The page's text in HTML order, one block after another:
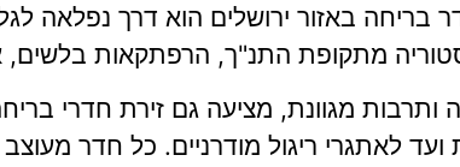
בריחה באזור ירושלים הוא דרך נפלאה
מתקופת התנ"ך, הרפתקאות בלשים, או
מגוונת, מציעה גם זירת חדרי
ועד לאתגרי ריגול מודרניים. כל חדר